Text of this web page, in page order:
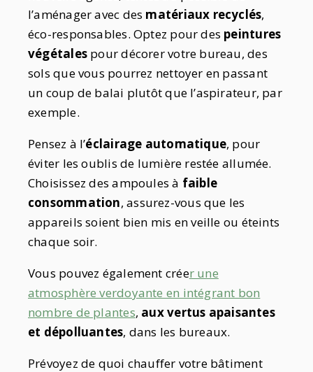
l’aménager avec des matériaux recyclés,
éco-responsables. Optez pour des peintures
végétalespour décorer votre bureau, des
sols que vous pourrez nettoyer en passant
un coup de balai plutôt que l’aspirateur, par
exemple.
Pensez à l’éclairage automatique, pour
éviter les oublis de lumière restée allumée.
Choisissez des ampoules à faible
consommation, assurez-vous que les
appareils soient bien mis en veille ou éteints
chaque soir.
Vous pouvez également créer une
atmosphère verdoyante en intégrant bon
nombre de plantes, aux vertus apaisantes
et dépolluantes, dans les bureaux.
Prévoyez de quoi chauffer votre bâtiment